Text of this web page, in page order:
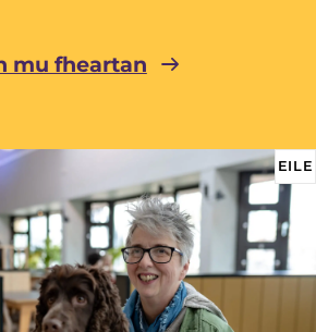
mu fheartan
EILE